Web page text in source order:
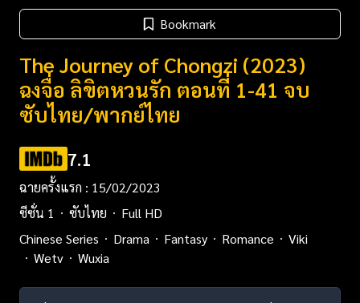
Bookmark
The Journey of Chongzi (2023)
ฉงจื่อ ลิขิตหวนรัก ตอนที่ 1-41 จบ
ซับไทย/พากย์ไทย
7.1
ฉายครั้งแรก : 15/02/2023
ซีซั่น 1
ซับไทย
Full HD
Chinese Series
Drama Fantasy Romance
Viki
Wetv
Wuxia